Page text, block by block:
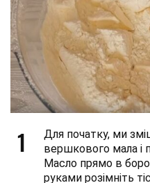
1
Для початку, ми
вершкового мала і
Масло прямо в
руками розімніть